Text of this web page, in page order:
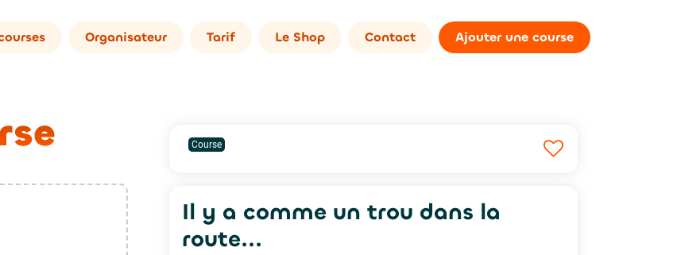
Organisateur Tarif Le Shop Contact Ajouter une course